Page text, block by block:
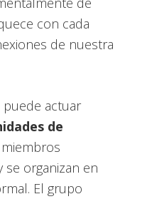
con cada
de nuestra
actuar
de
se organizan en
El grupo